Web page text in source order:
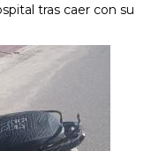
tras caer con su